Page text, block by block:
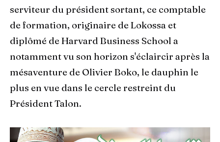
serviteur du président sortant, ce comptable
de formation, originaire de Lokossa et
diplômé de Harvard Business School a
notamment vu son horizon s'éclaircir après la
mésaventure de Olivier Boko, le dauphin le
plus en vue dans le cercle restreint du
Président Talon.